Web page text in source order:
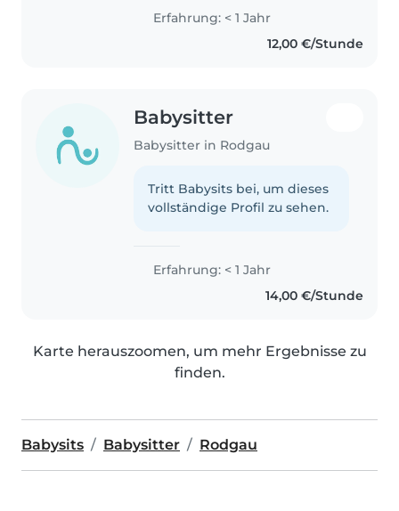
früher habe ich eine Zeit lang
auf ein Kleinkind aufgepasst in
meiner Nachbarschaft und..
Erfahrung: < 1 Jahr
12,00 €/Stunde
Babysitter
Babysitter in Rodgau
Tritt Babysits bei, um dieses
vollständige Profil zu sehen.
Erfahrung: < 1 Jahr
14,00 €/Stunde
Karte herauszoomen, um mehr Ergebnisse zu
finden.
Babysits Babysitter Rodgau